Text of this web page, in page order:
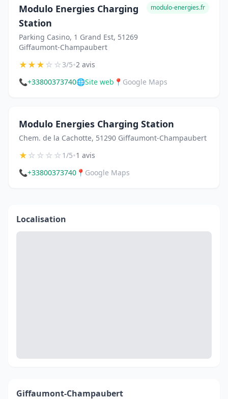
Modulo Energies Charging
Station
Parking Casino, 1 Grand Est, 51269
Giffaumont-Champaubert
modulo-energies.fr
★★★☆☆3/5•2 avis
📞+33800373740🌐Site web 📍 Google Maps
Modulo Energies Charging Station
Chem. de la Cachotte, 51290 Giffaumont-Champaubert
★☆☆☆☆1/5•1 avis
📞+33800373740 📍 Google Maps
Localisation
Giffaumont-Champaubert